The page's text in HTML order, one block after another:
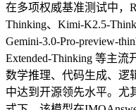
在多项权威基准测试中，
Thinking、Kimi-K2.5-
Gemini-3.0-Pro-preview-
Extended-Thinking 等主
数学推理、代码生成、逻
中达到开源领先水平。尤